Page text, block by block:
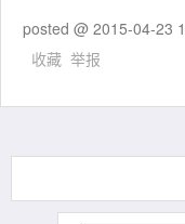
posted @ 2015-04-23
收藏 举报